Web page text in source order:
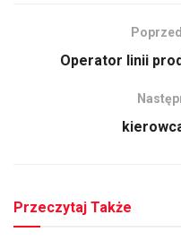
Operator linii
Przeczytaj Także